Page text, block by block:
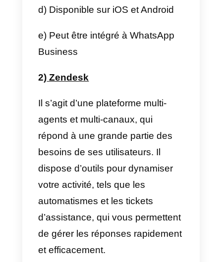
clients.
Callbell est une plateforme qui
peut être adaptée aux besoins
base de toute entreprise, mais
elle dispose également d’un plan
premium avec des fonctionnalités
avancées qui vous permettent de
gérer le service client de grandes
entreprises de manière optimale.
a) Multi-agent et multi-canal